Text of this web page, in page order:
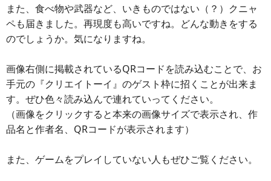
また、食べ物や武器など、いきものではない（？）クニャ
ペも届きました。再現度も高いですね。どんな動きをする
のでしょうか。気になりますね。
画像右側に掲載されているQRコードを読み込むことで、お
手元の『クリエイトーイ』のゲスト枠に招くことが出来ま
す。ぜひ色々読み込んで連れていってください。
（画像をクリックすると本来の画像サイズで表示され、作
品名と作者名、QRコードが表示されます）
また、ゲームをプレイしていない人もぜひご覧ください。